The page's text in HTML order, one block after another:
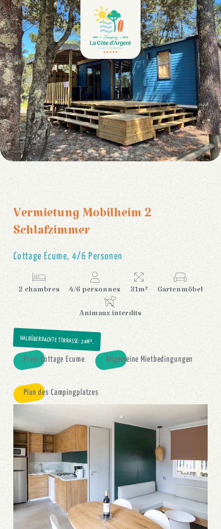
Vermietung Mobilheim 2
Schlafzimmer
Cottage Ecume, 4/6 Personen
2 chambres 4/6 personnes 31m² Gartenmöbel
Animaux interdits
HALBÜBERDACHTE TERRASSE: 24M².
Preis Cottage Ecume Allgemeine Mietbedingungen
Plan des Campingplatzes